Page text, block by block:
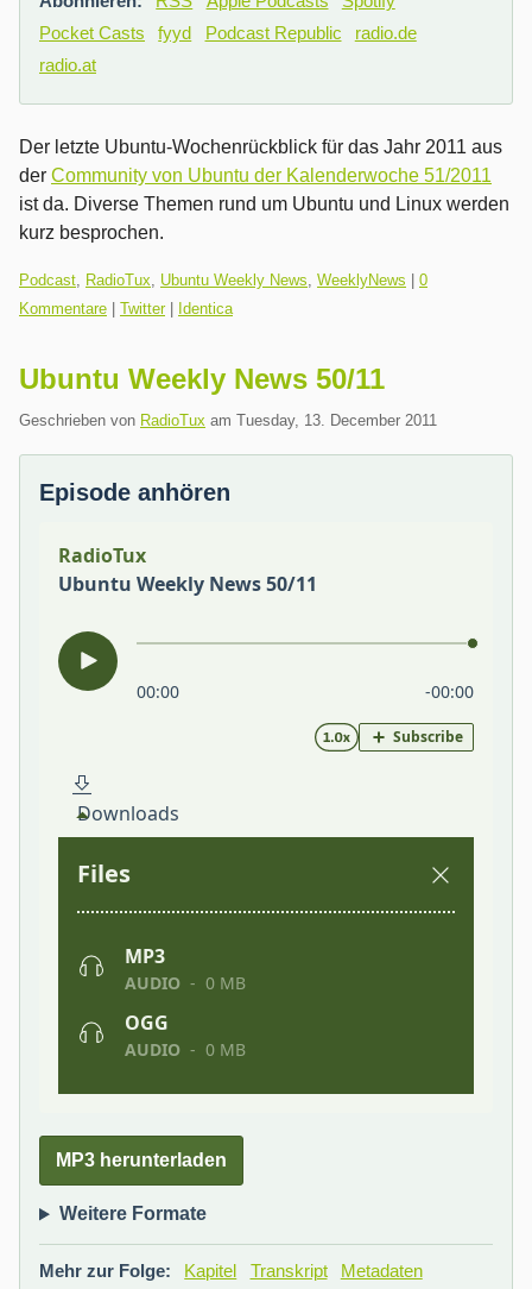
Pocket Casts
fyyd Podcast Republic
radio.de
radio.at
Der letzte Ubuntu-Wochenrückblick für das Jahr 2011 aus
der Community von Ubuntu der Kalenderwoche 51/2011
ist da. Diverse Themen rund um Ubuntu und Linux werden
kurz besprochen.
Kategorien:
Podcast, RadioTux, Ubuntu Weekly News, WeeklyNews
0
Kommentare
Twitter| Identica
Ubuntu Weekly News 50/11
Geschrieben von RadioTux am Tuesday, 13. December 2011
Episode anhören
MP3 herunterladen
Weitere Formate
Mehr zur Folge: Kapitel Transkript
Metadaten